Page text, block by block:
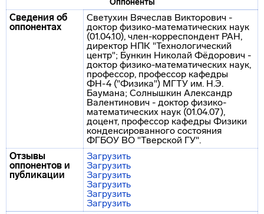
Оппоненты
Сведения об
оппонентах
Светухин Вячеслав Викторович -
доктор физико-математических наук
(01.04.10), член-корреспондент РАН,
директор НПК "Технологический
центр"; Бункин Николай Фёдорович -
доктор физико-математических наук,
профессор, профессор кафедры
ФН-4 ("Физика") МГТУ им. Н.Э.
Баумана; Солнышкин Александр
Валентинович - доктор физико-
математических наук (01.04.07),
доцент, профессор кафедры Физики
конденсированного состояния
ФГБОУ ВО "Тверской ГУ".
Отзывы
оппонентов и
публикации
Загрузить
Загрузить
Загрузить
Загрузить
Загрузить
Загрузить